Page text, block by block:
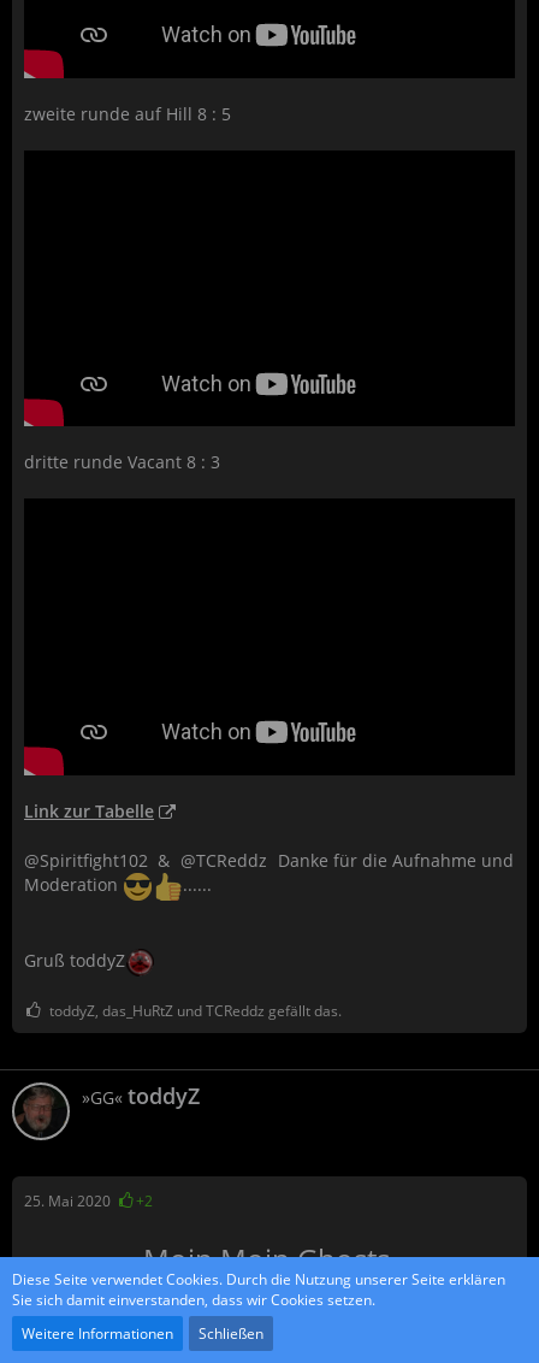
zweite runde auf Hill 8 : 5
dritte runde Vacant 8 : 3
Link zur Tabelle
@Spiritfight102 & TCReddz Danke für die Aufnahme und
Moderation
......
Gruß toddyZ
toddyZ, das_HuRtZ und TCReddz gefällt das.
»GG« toddyZ
25. Mai 2020 +2
Moin Moin Ghosts,
das Ergebnis steht...........
Diese Seite verwendet Cookies. Durch die Nutzung unserer Seite erklären
Sie sich damit einverstanden, dass wir Cookies setzen.
Weitere Informationen
Schließen